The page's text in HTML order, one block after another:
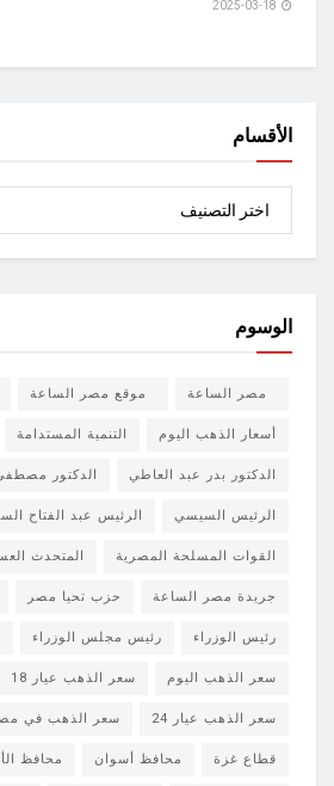
الأقسام
الوسوم
مصر الساعة موقع مصر الساعة
أسعار الذهب اليوم التنمية المستدامة
الدكتور بدر عبد العاطي الدكتور
الرئيس السيسي الرئيس عبد الفتاح
القوات المسلحة المصرية المتحدث
جريدة مصر الساعة حزب تحيا مصر
رئيس الوزراء رئيس مجلس الوزراء
سعر الذهب اليوم سعر الذهب عيار 18
سعر الذهب عيار 24 سعر الذهب في
قطاع غزة محافظ أسوان محافظ